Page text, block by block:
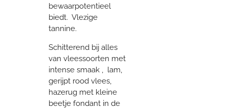
bewaarpotentieel
biedt. Vlezige
tannine.
Schitterend bij alles
van vleessoorten met
intense smaak , lam,
gerijpt rood vlees,
hazerug met kleine
beetje fondant in de